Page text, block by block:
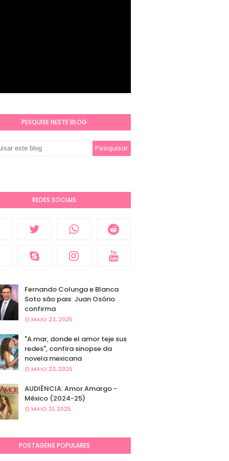
PESQUISE NESTE BLOG
REDES SOCIAIS
Fernando Colunga e Blanca
Soto são pais: Juan Osório
confirma
MAIO 23, 2025
"A.mar, donde el amor teje sus
redes", confira sinopse da
novela mexicana
MAIO 23, 2025
AUDIÊNCIA: Amor Amargo -
México (2024-25)
MAIO 21, 2025
POSTAGENS POPULARES